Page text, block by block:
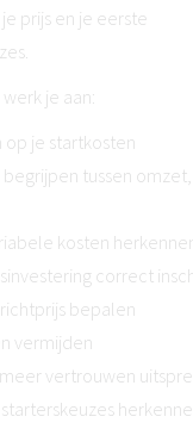
prijs en je eerste
je aan:
op je startkosten
tussen
kosten
correct
bepalen
vermijden
vertrouwen